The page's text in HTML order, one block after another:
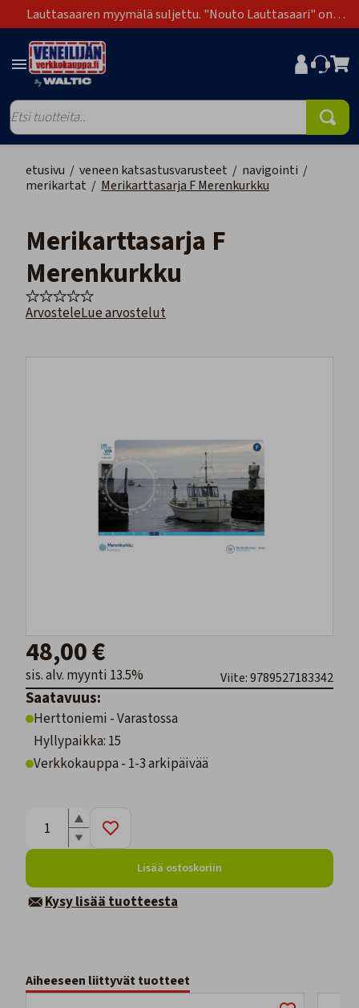
Lauttasaaren myymälä suljettu. "Nouto Lauttasaari" on
poistunut toimitustapavaihtoehdoista.
etusivu / veneen katsastusvarusteet / navigointi /
merikartat / Merikarttasarja F Merenkurkku
Merikarttasarja F
Merenkurkku
ArvosteleLue arvostelut
48,00 €
sis. alv. myynti 13.5% Viite: 9789527183342
Saatavuus:
Herttoniemi - Varastossa
Hyllypaikka: 15
Verkkokauppa - 1-3 arkipäivää
Lisää ostoskoriin
Kysy lisää tuotteesta
Aiheeseen liittyvät tuotteet